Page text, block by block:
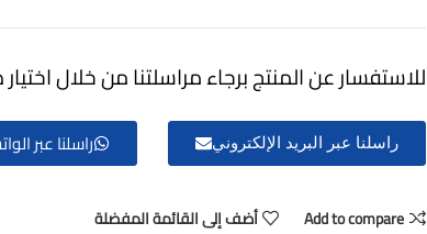
للاستفسار عن المنتج برجاء مراسلتنا من خلال
راسلنا عبر البريد الإلكتروني راسلنا عبر
Add to compare أضف إلى القائمة المفضلة